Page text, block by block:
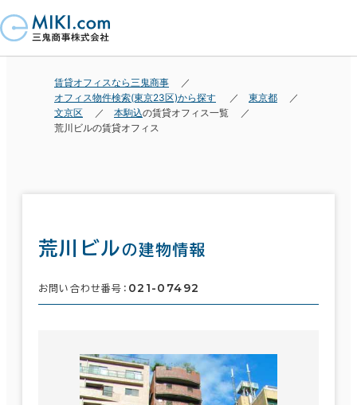
賃貸オフィスなら三鬼商事
オフィス物件検索(東京23区)から探す
東京都
文京区
本駒込の賃貸オフィス一覧
荒川ビルの賃貸オフィス
荒川ビルの建物情報
お問い合わせ番号： 021-07492